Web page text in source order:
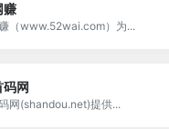
赚
（www.52wai.com）为...
码网
网(shandou.net)提供...